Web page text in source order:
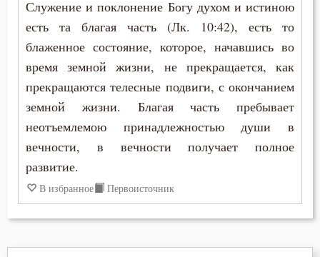
Воздаяние
Воля
Воля Божия
Воскресение
Воскресение Христово
Служение и поклонение Богу духом и истиною
есть та благая часть (Лк. 10:42), есть то
блаженное состояние, которое, начавшись во
время земной жизни, не прекращается, как
прекращаются телесные подвиги, с окончанием
земной жизни. Благая часть пребывает
неотъемлемою принадлежностью души в
вечности, в вечности получает полное
развитие.
В избранное Первоисточник